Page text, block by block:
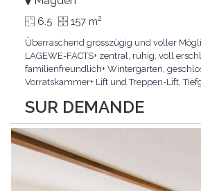
SUR DEMANDE
6.5 157 m2
Überraschend grosszügig und voller
LAGEWE-FACTS+ zentral, ruhig, voll
familienfreundlich+ Wintergarten,
Vorratskammer+ Lift und Treppen-Lift,
Wintergarten schaffen ein
Wunder.Interessiert? JETZT anrufen: +41